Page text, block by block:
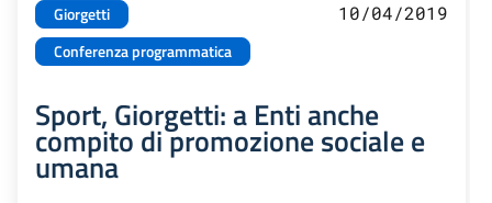
Giorgetti
Conferenza programmatica
10/04/2019
Sport, Giorgetti: a Enti anche
compito di promozione sociale e
umana